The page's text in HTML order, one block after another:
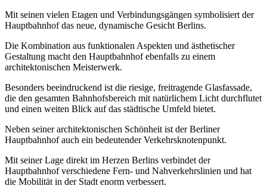
Mit seinen vielen Etagen und Verbindungsgängen symbolisiert der
Hauptbahnhof das neue, dynamische Gesicht Berlins.
Die Kombination aus funktionalen Aspekten und ästhetischer
Gestaltung macht den Hauptbahnhof ebenfalls zu einem
architektonischen Meisterwerk.
Besonders beeindruckend ist die riesige, freitragende Glasfassade,
die den gesamten Bahnhofsbereich mit natürlichem Licht durchflutet
und einen weiten Blick auf das städtische Umfeld bietet.
Neben seiner architektonischen Schönheit ist der Berliner
Hauptbahnhof auch ein bedeutender Verkehrsknotenpunkt.
Mit seiner Lage direkt im Herzen Berlins verbindet der
Hauptbahnhof verschiedene Fern- und Nahverkehrslinien und hat
die Mobilität in der Stadt enorm verbessert.